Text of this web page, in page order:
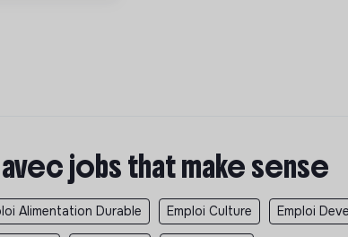
jobs that make sense
Alimentation Durable Emploi Culture Emploi